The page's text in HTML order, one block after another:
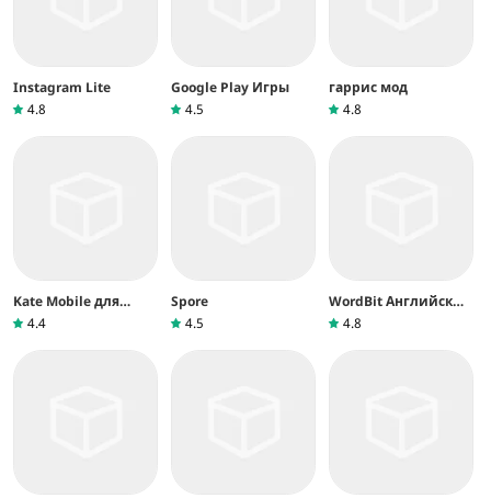
Instagram Lite
4.8
Google Play Игры
4.5
гаррис мод
4.8
Kate Mobile для
ВКонтакте
4.4
Spore
4.5
WordBit Английский
язык
4.8